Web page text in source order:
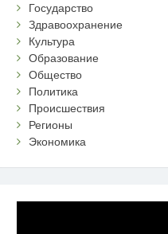
Государство
Здравоохранение
Культура
Образование
Общество
Политика
Происшествия
Регионы
Экономика